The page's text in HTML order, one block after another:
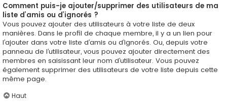
Comment puis-je ajouter/supprimer des utilisateurs de ma
liste d’amis ou d’ignorés ?
Vous pouvez ajouter des utilisateurs à votre liste de deux
manières. Dans le profil de chaque membre, il y a un lien pour
l’ajouter dans votre liste d’amis ou d’ignorés. Ou, depuis votre
panneau de l’utilisateur, vous pouvez ajouter directement des
membres en saisissant leur nom d’utilisateur. Vous pouvez
également supprimer des utilisateurs de votre liste depuis cette
même page.
Haut